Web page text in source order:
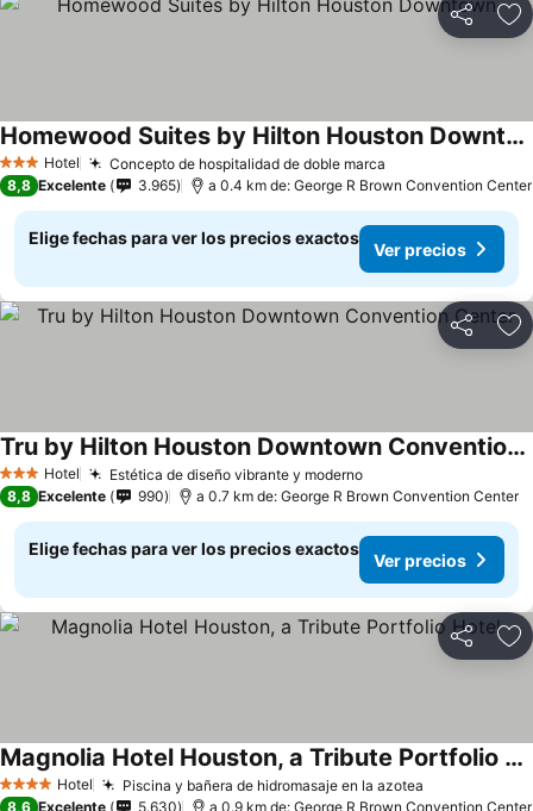
Compartir
3 Estrellas
Hotel Concepto de hospitalidad de doble marca
Homewood Suites by Hilton Houston Downtown
8,8 Excelente 3.965 a 0.4 km de: George R Brown Convention Center
Elige fechas para ver los precios exactos
Ver precios
Compartir
3 Estrellas
Hotel Estética de diseño vibrante y moderno
Tru by Hilton Houston Downtown Convention Center
8,8 Excelente 990 a 0.7 km de: George R Brown Convention Center
Elige fechas para ver los precios exactos
Ver precios
Compartir
4 EstrellasHotel Piscina y bañera de hidromasaje en la azotea
Magnolia Hotel Houston, a Tribute Portfolio Hotel
8,6 Excelente 5.630 a 0.9 km de: George R Brown Convention Center